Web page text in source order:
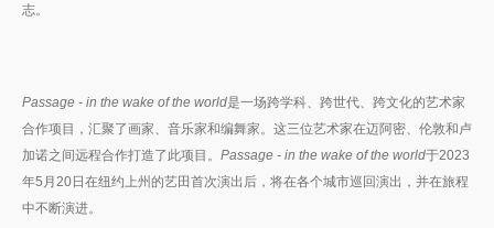
志。
Passage - in the wake of the world是一场跨学科、跨世代、跨文化的艺术家
合作项目，汇聚了画家、音乐家和编舞家。这三位艺术家在迈阿密、伦敦和卢
加诺之间远程合作打造了此项目。 Passage - in the wake of the world于2023
年5月20日在纽约上州的艺田首次演出后，将在各个城市巡回演出，并在旅程
中不断演进。